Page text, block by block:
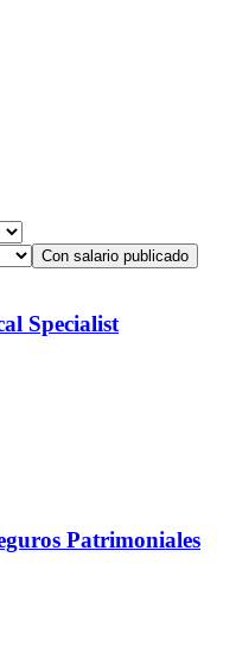
Con salario publicado
Specialist
Patrimoniales